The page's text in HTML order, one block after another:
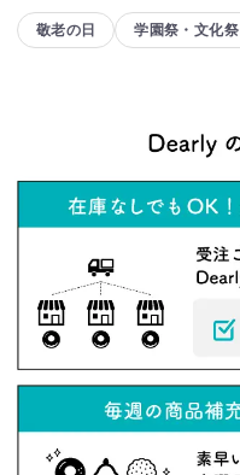
敬老の日 学園祭・文化祭